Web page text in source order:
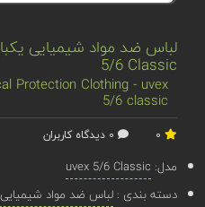
5/6 Classic
Protection Clothing - uvex
5/6 classic
مدل: uvex 5/6 Classic
دسته بندی :لباس ضد مواد